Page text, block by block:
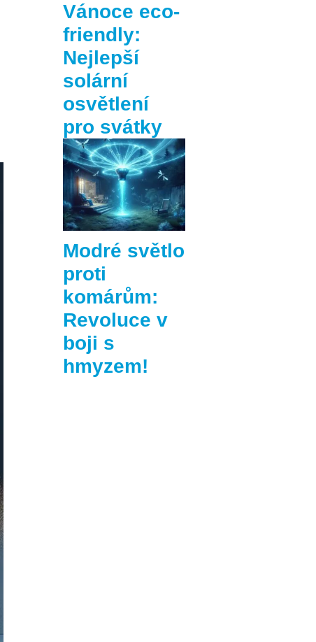
Vánoce eco-
friendly:
Nejlepší
solární
osvětlení
pro svátky
Modré světlo
proti
komárům:
Revoluce v
boji s
hmyzem!